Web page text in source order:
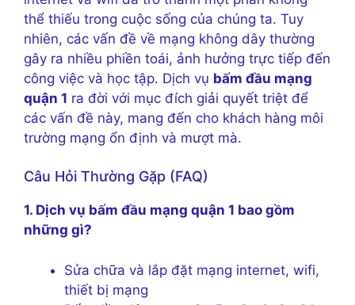
thể thiếu trong cuộc sống của chúng ta. Tuy
nhiên, các vấn đề về mạng không dây thường
gây ra nhiều phiền toái, ảnh hưởng trực tiếp đến
công việc và học tập. Dịch vụ bấm đầu mạng
quận 1 ra đời với mục đích giải quyết triệt để
các vấn đề này, mang đến cho khách hàng môi
trường mạng ổn định và mượt mà.
Câu Hỏi Thường Gặp (FAQ)
1. Dịch vụ bấm đầu mạng quận 1 bao gồm
những gì?
Sửa chữa và lắp đặt mạng internet, wifi,
thiết bị mạng